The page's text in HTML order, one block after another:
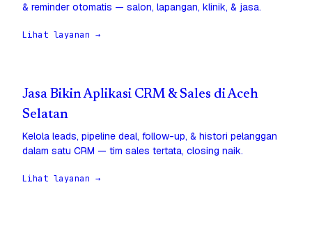
& reminder otomatis — salon, lapangan, klinik, & jasa.
Lihat layanan →
Jasa Bikin Aplikasi CRM & Sales di Aceh
Selatan
Kelola leads, pipeline deal, follow-up, & histori pelanggan
dalam satu CRM — tim sales tertata, closing naik.
Lihat layanan →